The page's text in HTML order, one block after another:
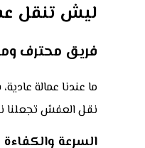
ليش تنقل
فريق محترف
ما عندنا عمالة
نقل العفش تجعلنا
السرعة والكفاءة